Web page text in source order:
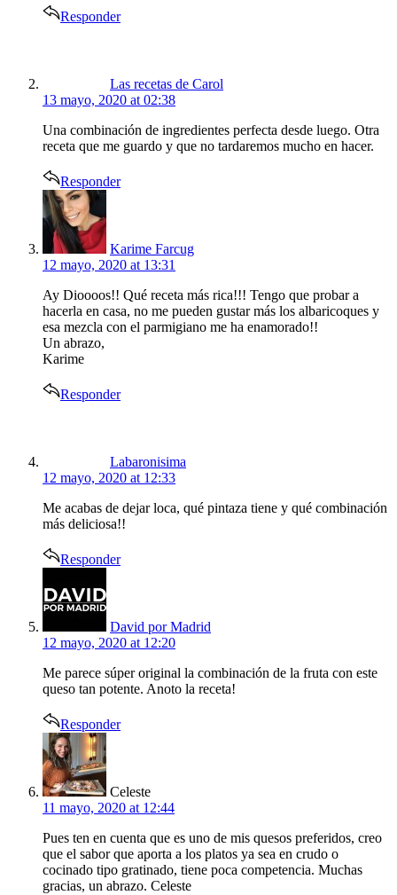
Responder
Las recetas de Carol
13 mayo, 2020 at 02:38
Una combinación de ingredientes perfecta desde luego. Otra
receta que me guardo y que no tardaremos mucho en hacer.
Responder
Karime Farcug
12 mayo, 2020 at 13:31
Ay Dioooos!! Qué receta más rica!!! Tengo que probar a
hacerla en casa, no me pueden gustar más los albaricoques y
esa mezcla con el parmigiano me ha enamorado!!
Un abrazo,
Karime
Responder
Labaronisima
12 mayo, 2020 at 12:33
Me acabas de dejar loca, qué pintaza tiene y qué combinación
más deliciosa!!
Responder
David por Madrid
12 mayo, 2020 at 12:20
Me parece súper original la combinación de la fruta con este
queso tan potente. Anoto la receta!
Responder
Celeste
11 mayo, 2020 at 12:44
Pues ten en cuenta que es uno de mis quesos preferidos, creo
que el sabor que aporta a los platos ya sea en crudo o
cocinado tipo gratinado, tiene poca competencia. Muchas
gracias, un abrazo. Celeste